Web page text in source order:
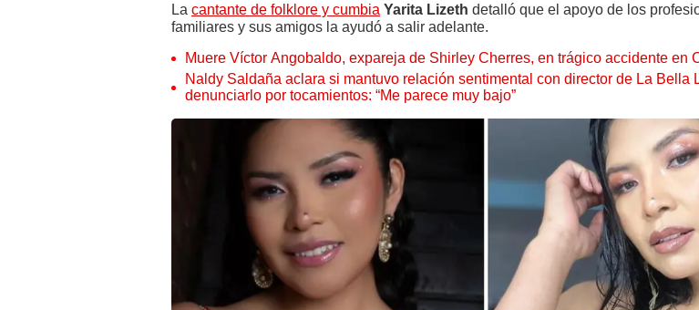
La cantante de folklore y cumbia Yarita Lizeth detalló que el apoyo de los
familiares y sus amigos la ayudó a salir adelante.
Muere Víctor Angobaldo, expareja de Shirley Cherres, en trágico accidente en
Naldy Saldaña aclara si mantuvo relación sentimental con director de La Bella
denunciarlo por tocamientos: “Me parece muy bajo”